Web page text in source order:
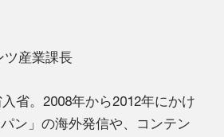
ツ産業課長
省。2008年から2012年にかけ
ン」の海外発信や、コンテン